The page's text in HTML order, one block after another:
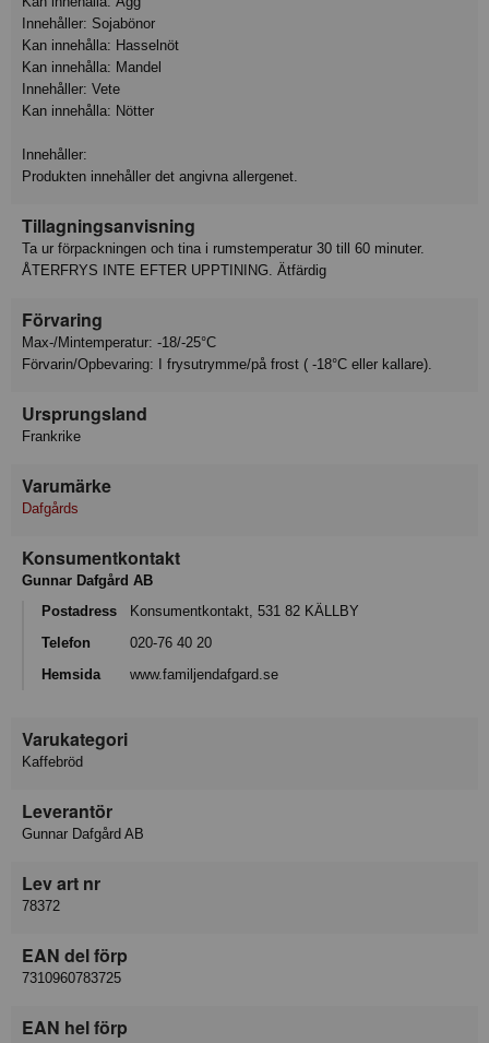
Innehåller: Sojabönor
Kan innehålla: Hasselnöt
Kan innehålla: Mandel
Innehåller: Vete
Kan innehålla: Nötter
Innehåller:
Produkten innehåller det angivna allergenet.
Tillagningsanvisning
Ta ur förpackningen och tina i rumstemperatur 30 till 60 minuter.
ÅTERFRYS INTE EFTER UPPTINING. Ätfärdig
Förvaring
Max-/Mintemperatur: -18/-25°C
Förvarin/Opbevaring: I frysutrymme/på frost ( -18°C eller kallare).
Ursprungsland
Frankrike
Varumärke
Dafgårds
Konsumentkontakt
Gunnar Dafgård AB
Postadress
Konsumentkontakt, 531 82 KÄLLBY
Telefon
020-76 40 20
Hemsida
www.familjendafgard.se
Varukategori
Kaffebröd
Leverantör
Gunnar Dafgård AB
Lev art nr
78372
EAN del förp
7310960783725
EAN hel förp